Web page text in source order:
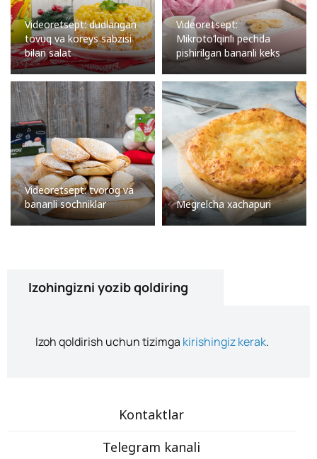
Videoretsept: dudlangan
tovuq va koreys sabzisi
bilan salat
Videoretsept:
Mikroto’lqinli pechda
pishirilgan bananli keks
Videoretsept: tvorog va
bananli sochniklar
Megrelcha xachapuri
Izohingizni yozib qoldiring
Izoh qoldirish uchun tizimga kirishingiz kerak.
Kontaktlar
Telegram kanali